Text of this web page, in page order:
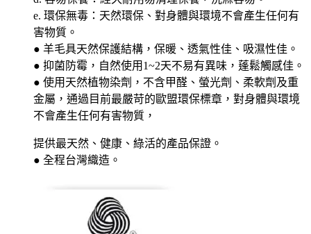
e. 環保無毒：天然環保、對身體與環境不會產生任何有
害物質。
● 羊毛具天然保護結構，保暖、透氣性佳、吸濕性佳。
● 抑菌防霉，自然使用1~2天不易有異味，蓬鬆觸感佳。
● 使用天然植物染劑，不含甲醛、螢光劑、柔軟劑及重
金屬，通過目前最嚴苛的歐盟環保標章，對身體與環境
不會產生任何有害物質，
提供最天然、健康、綠活的產品保證。
● 全程台灣織造。